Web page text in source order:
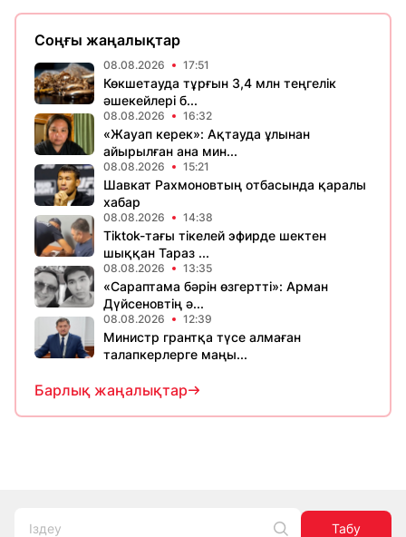
Соңғы жаңалықтар
08.08.2026 17:51
Көкшетауда тұрғын 3,4 млн теңгелік
әшекейлері б...
08.08.2026 16:32
«Жауап керек»: Ақтауда ұлынан
айырылған ана мин...
08.08.2026 15:21
Шавкат Рахмоновтың отбасында қаралы
хабар
08.08.2026 14:38
Tiktok-тағы тікелей эфирде шектен
шыққан Тараз ...
08.08.2026 13:35
«Сараптама бәрін өзгертті»: Арман
Дүйсеновтің ә...
08.08.2026 12:39
Министр грантқа түсе алмаған
талапкерлерге маңы...
Барлық жаңалықтар
Табу